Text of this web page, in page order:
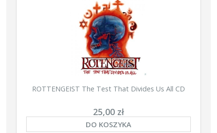
ROTTENGEIST The Test That Divides Us All CD
25,00 zł
DO KOSZYKA